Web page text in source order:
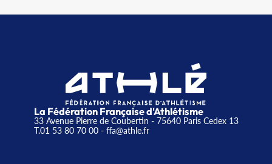
La Fédération Française d'Athlétisme
33 Avenue Pierre de Coubertin - 75640 Paris Cedex 13
T.01 53 80 70 00- ffa@athle.fr